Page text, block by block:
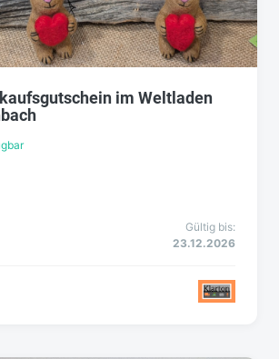
im Weltladen
Gültig bis:
23.12.2026